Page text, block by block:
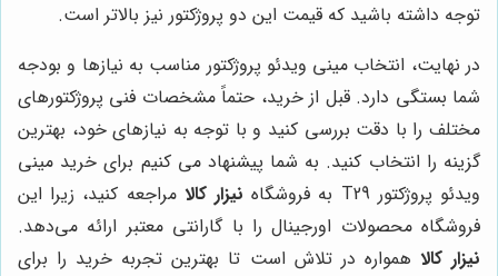
توجه داشته باشید که قیمت این دو پروژکتور نیز بالاتر است.
در نهایت، انتخاب مینی ویدئو پروژکتور مناسب به نیازها و بودجه
شما بستگی دارد. قبل از خرید، حتماً مشخصات فنی پروژکتورهای
مختلف را با دقت بررسی کنید و با توجه به نیازهای خود، بهترین
گزینه را انتخاب کنید. به شما پیشنهاد می کنیم برای خرید مینی
ویدئو پروژکتور T29 به فروشگاه
نیزار کالا مراجعه کنید، زیرا این
فروشگاه محصولات اورجینال را با گارانتی معتبر ارائه می‌دهد.
نیزار کالا همواره در تلاش است تا بهترین تجربه خرید را برای